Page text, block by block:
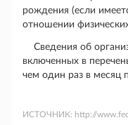
рождения (если
отношении
Сведения об
включенных в
чем один раз в месяц
ИСТОЧНИК: http://